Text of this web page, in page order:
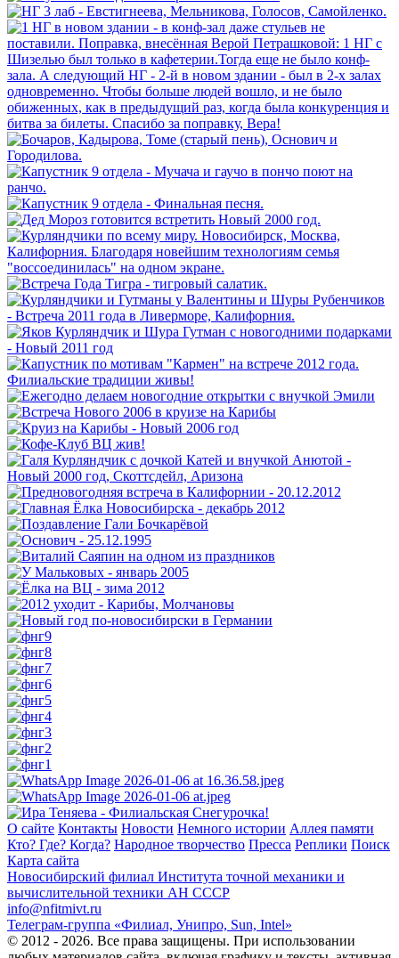
О сайте Контакты Новости Немного истории Аллея памяти
Кто? Где? Когда? Народное творчество Пресса Реплики Поиск
Карта сайта
Новосибирский филиал Института точной механики и
вычислительной техники АН СССР
info@nfitmivt.ru
Телеграм-группа «Филиал, Унипро, Sun, Intel»
© 2012 - 2026. Все права защищены. При использовании